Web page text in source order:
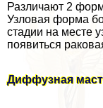
Различают 2
Узловая форма
стадии на месте
появиться
Диффузная